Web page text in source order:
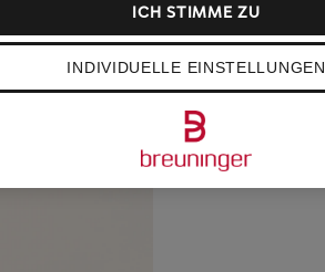
INDIVIDUELLE EINSTELLUNGEN
ICH STIMME ZU